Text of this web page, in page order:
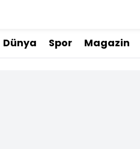
Dünya Spor Magazin